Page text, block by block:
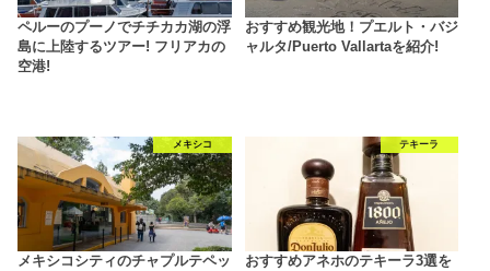
ペルーのプーノでチチカカ湖の浮
島に上陸するツアー! フリアカの
空港!
おすすめ観光地！プエルト・バジ
ャルタ/Puerto Vallartaを紹介!
メキシコ
メキシコシティのチャプルテペッ
テキーラ
おすすめアネホのテキーラ3選を